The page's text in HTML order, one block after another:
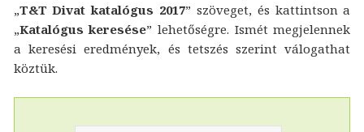
„T&T Divat katalógus 2017” szöveget, és kattintson a
„Katalógus keresése” lehetőségre. Ismét megjelennek
a keresési eredmények, és tetszés szerint válogathat
köztük.